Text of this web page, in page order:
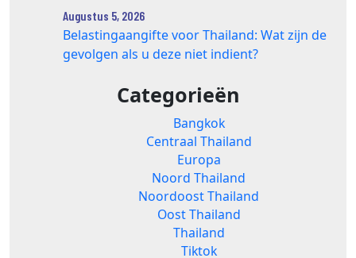
Augustus 5, 2026
Belastingaangifte voor Thailand: Wat zijn de
gevolgen als u deze niet indient?
Categorieën
Bangkok
Centraal Thailand
Europa
Noord Thailand
Noordoost Thailand
Oost Thailand
Thailand
Tiktok